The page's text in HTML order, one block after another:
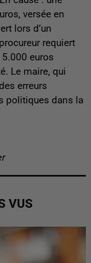
versée en
lors d’un
requiert
euros
Le maire, qui
erreurs
politiques dans la
VUS